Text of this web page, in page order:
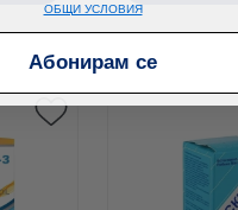
ОБЩИ УСЛОВИЯ
Абонирам се